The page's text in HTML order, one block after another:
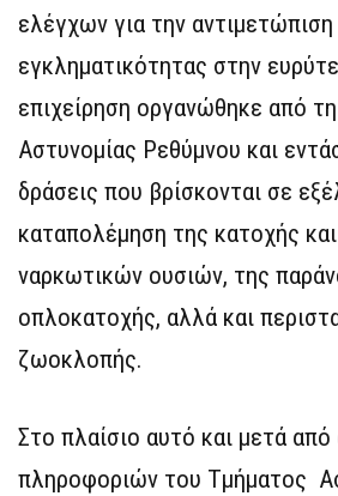
ελέγχων για την
εγκληματικότητας στην
επιχείρηση οργανώθηκε από
Αστυνομίας Ρεθύμνου και
δράσεις που βρίσκονται σε
καταπολέμηση της κατοχής και
ναρκωτικών ουσιών, της
οπλοκατοχής, αλλά και
ζωοκλοπής.
Στο πλαίσιο αυτό και μετά από
πληροφοριών του Τμήματος